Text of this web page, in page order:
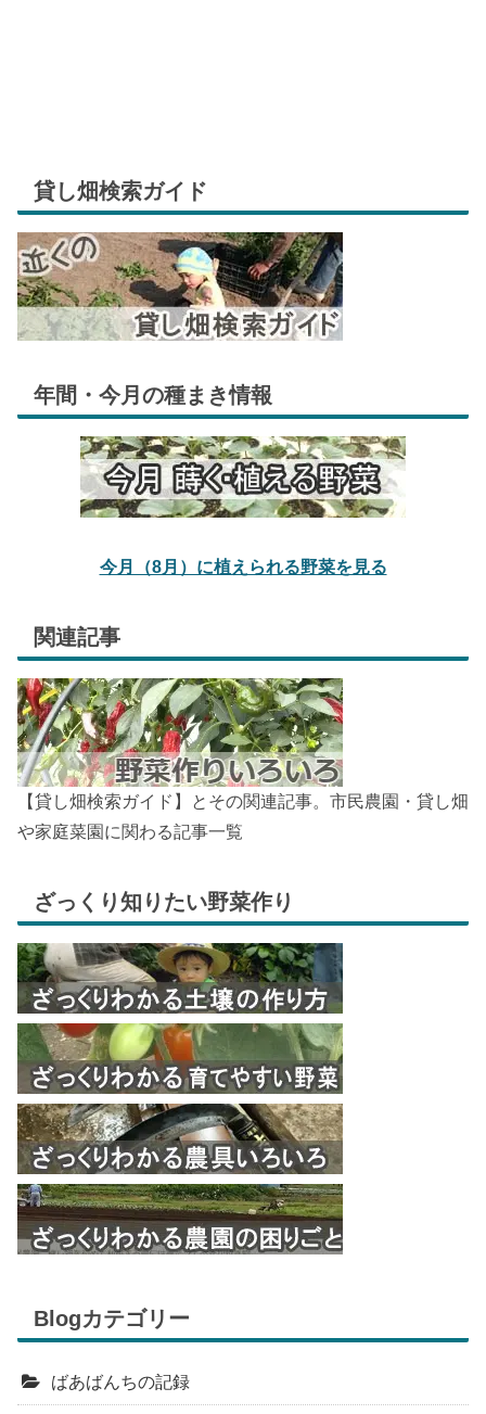
貸し畑検索ガイド
年間・今月の種まき情報
今月（8月）に植えられる野菜を見る
関連記事
【貸し畑検索ガイド】とその関連記事。市民農園・貸し畑
や家庭菜園に関わる記事一覧
ざっくり知りたい野菜作り
Blogカテゴリー
ばあばんちの記録